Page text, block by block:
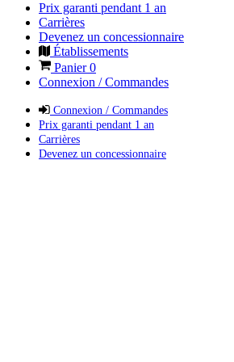
Prix garanti pendant 1 an
Carrières
Devenez un concessionnaire
Établissements
Panier0
Connexion / Commandes
Connexion / Commandes
Prix garanti pendant 1 an
Carrières
Devenez un concessionnaire